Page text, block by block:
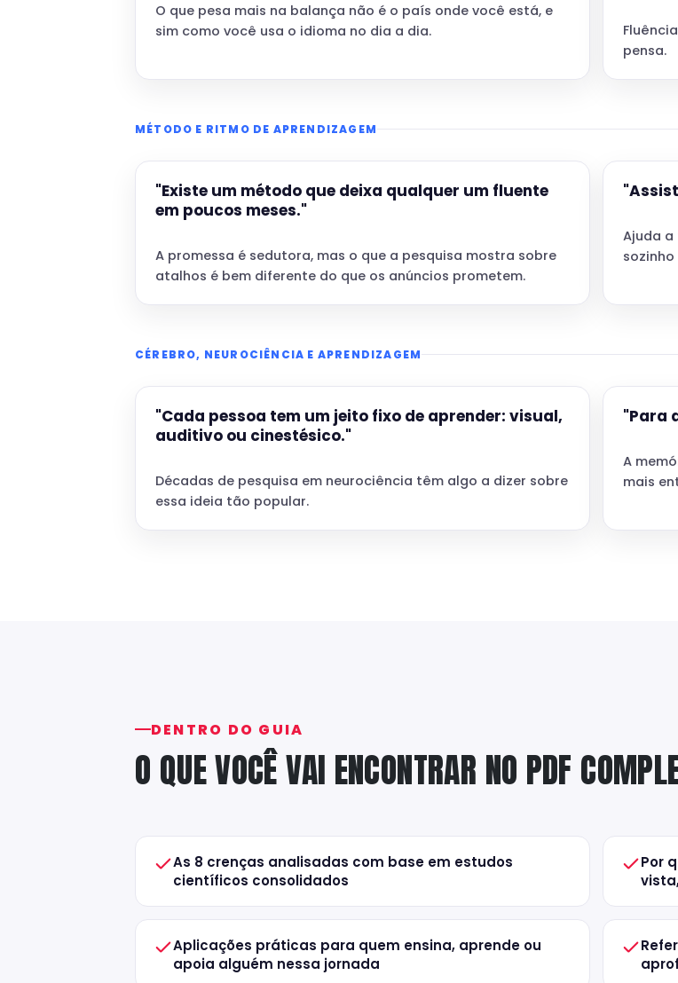
O que pesa mais na balança não é o país onde você está, e
sim como você usa o idioma no dia a dia.
pensa.
MÉTODO E RITMO DE APRENDIZAGEM
"Existe um método que deixa qualquer um fluente
em poucos meses."
A promessa é sedutora, mas o que a pesquisa mostra sobre
atalhos é bem diferente do que os anúncios prometem.
Ajuda a
CÉREBRO, NEUROCIÊNCIA E APRENDIZAGEM
"Cada pessoa tem um jeito fixo de aprender: visual,
auditivo ou cinestésico."
Décadas de pesquisa em neurociência têm algo a dizer sobre
essa ideia tão popular.
"Para
A
mais
DENTRO DO GUIA
O QUE VOCÊ VAI ENCONTRAR NO PDF
As 8 crenças analisadas com base em estudos
científicos consolidados
Por
Aplicações práticas para quem ensina, aprende ou
apoia alguém nessa jornada